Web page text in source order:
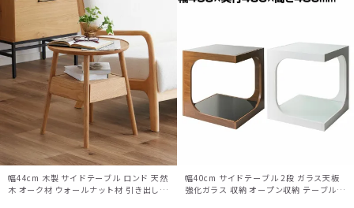
幅44cm 木製 サイドテーブル ロンド 天然
木 オーク材 ウォールナット材 引き出し付
幅40cm サイドテーブル 2段 ガラス天板
強化ガラス 収納 オープン収納 テーブル